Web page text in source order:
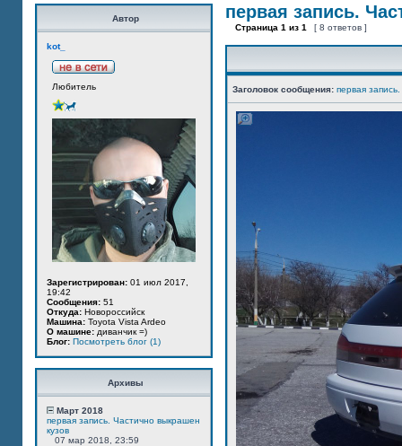
Автор
kot_
Любитель
Зарегистрирован: 01 июл 2017,
19:42
Сообщения: 51
Откуда: Новороссийск
Машина: Toyota Vista Ardeo
О машине: диванчик =)
Блог: Посмотреть блог (1)
Архивы
Март 2018
первая запись. Частично выкрашен
кузов
07 мар 2018, 23:59
первая запись.
Страница 1 из 1 [ 8 ответов ]
Заголовок сообщения: первая